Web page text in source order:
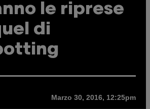
le riprese
di
Marzo 30, 2016, 12:25pm